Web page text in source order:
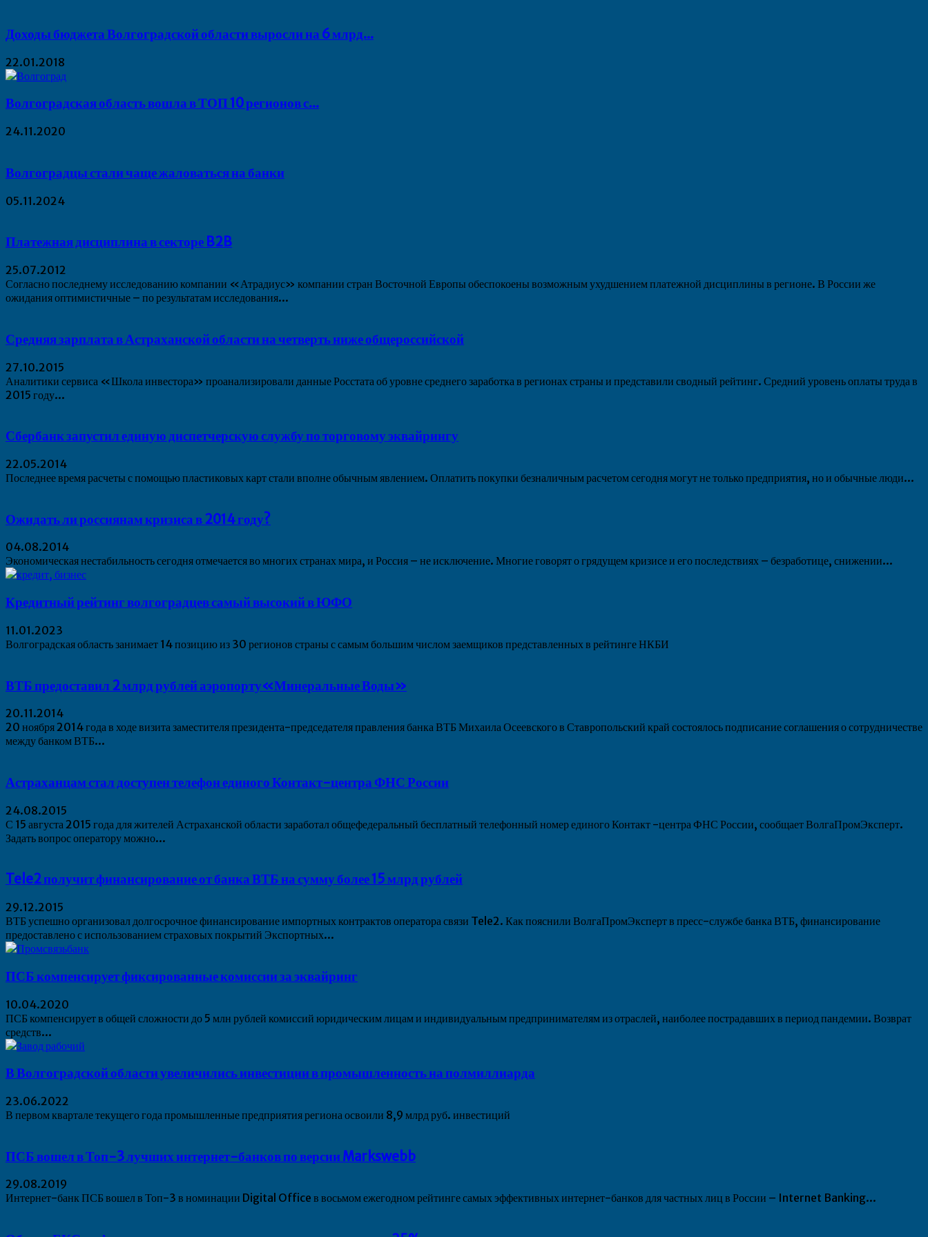
Доходы бюджета Волгоградской области выросли на 6 млрд...
22.01.2018
Волгоградская область вошла в ТОП 10 регионов с...
24.11.2020
Волгоградцы стали чаще жаловаться на банки
05.11.2024
Платежная дисциплина в секторе B2B
25.07.2012
Согласно последнему исследованию компании «Атрадиус» компании стран Восточной Европы обеспокоены возможным ухудшением платежной дисциплины в регионе. В России же
ожидания оптимистичные – по результатам исследования...
Средняя зарплата в Астраханской области на четверть ниже общероссийской
27.10.2015
Аналитики сервиса «Школа инвестора» проанализировали данные Росстата об уровне среднего заработка в регионах страны и представили сводный рейтинг. Средний уровень оплаты труда в
2015 году...
Сбербанк запустил единую диспетчерскую службу по торговому эквайрингу
22.05.2014
Последнее время расчеты с помощью пластиковых карт стали вполне обычным явлением. Оплатить покупки безналичным расчетом сегодня могут не только предприятия, но и обычные люди...
Ожидать ли россиянам кризиса в 2014 году?
04.08.2014
Экономическая нестабильность сегодня отмечается во многих странах мира, и Россия – не исключение. Многие говорят о грядущем кризисе и его последствиях – безработице, снижении...
Кредитный рейтинг волгоградцев самый высокий в ЮФО
11.01.2023
Волгоградская область занимает 14 позицию из 30 регионов страны с самым большим числом заемщиков представленных в рейтинге НКБИ
ВТБ предоставил 2 млрд рублей аэропорту«Минеральные Воды»
20.11.2014
20 ноября 2014 года в ходе визита заместителя президента-председателя правления банка ВТБ Михаила Осеевского в Ставропольский край состоялось подписание соглашения о сотрудничестве
между банком ВТБ...
Астраханцам стал доступен телефон единого Контакт-центра ФНС России
24.08.2015
С 15 августа 2015 года для жителей Астраханской области заработал общефедеральный бесплатный телефонный номер единого Контакт -центра ФНС России, сообщает ВолгаПромЭксперт.
Задать вопрос оператору можно...
Tele2 получит финансирование от банка ВТБ на сумму более 15 млрд рублей
29.12.2015
ВТБ успешно организовал долгосрочное финансирование импортных контрактов оператора связи Tele2. Как пояснили ВолгаПромЭксперт в пресс-службе банка ВТБ, финансирование
предоставлено с использованием страховых покрытий Экспортных...
ПСБ компенсирует фиксированные комиссии за эквайринг
10.04.2020
ПСБ компенсирует в общей сложности до 5 млн рублей комиссий юридическим лицам и индивидуальным предпринимателям из отраслей, наиболее пострадавших в период пандемии. Возврат
средств...
В Волгоградской области увеличились инвестиции в промышленность на полмиллиарда
23.06.2022
В первом квартале текущего года промышленные предприятия региона освоили 8,9 млрд руб. инвестиций
ПСБ вошел в Топ-3 лучших интернет-банков по версии Markswebb
29.08.2019
Интернет-банк ПСБ вошел в Топ-3 в номинации Digital Office в восьмом ежегодном рейтинге самых эффективных интернет-банков для частных лиц в России – Internet Banking...